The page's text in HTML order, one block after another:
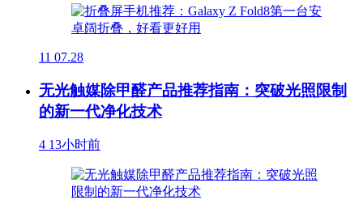
11 07.28
无光触媒除甲醛产品推荐指南：突破光照限制
的新一代净化技术
4 13小时前